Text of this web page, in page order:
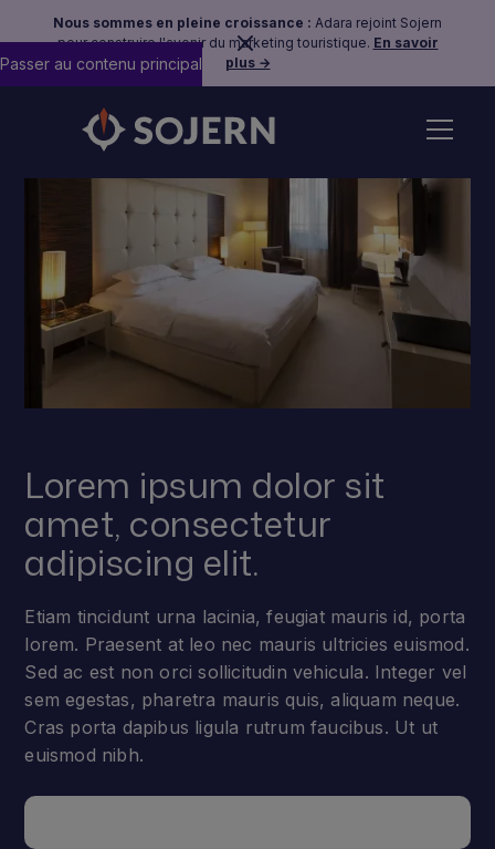
Nous sommes en pleine croissance : Adara rejoint Sojern
pour construire l'avenir du marketing touristique. En savoir
plus →
Passer au contenu principal
Lorem ipsum dolor sit
amet, consectetur
adipiscing elit.
Etiam tincidunt urna lacinia, feugiat mauris id, porta
lorem. Praesent at leo nec mauris ultricies euismod.
Sed ac est non orci sollicitudin vehicula. Integer vel
sem egestas, pharetra mauris quis, aliquam neque.
Cras porta dapibus ligula rutrum faucibus. Ut ut
euismod nibh.